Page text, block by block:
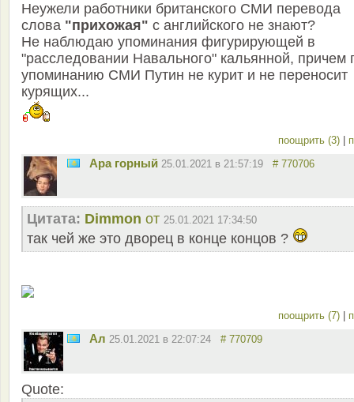
Неужели работники британского СМИ перевода
слова "прихожая" с английского не знают?
Не наблюдаю упоминания фигурирующей в
"расследовании Навального" кальянной, причем
упоминанию СМИ Путин не курит и не переносит
курящих...
поощрить (3)
Ара горный 25.01.2021 в 21:57:19 # 770706
Цитата: Dimmon от 25.01.2021 17:34:50
так чей же это дворец в конце концов ?
поощрить (7)
Ал 25.01.2021 в 22:07:24 # 770709
Quote: